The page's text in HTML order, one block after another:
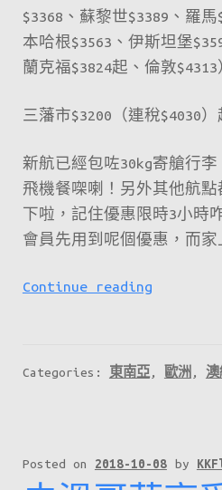
$3368、蘇黎世$3389、羅
本哈根$3563、伊斯坦堡
蘭克福$3824起、倫敦$4313
三藩市$3200（連稅$4030）
新航已經包咗30kg寄艙行
飛機餐㗎喇！另外其他航
下啦，記住優惠限時3小時
會員先用到呢個優惠，而
Continue reading永
遊
加
Categories: 東南亞 , 歐洲 , 澳
Posted on 2018-10-08 by